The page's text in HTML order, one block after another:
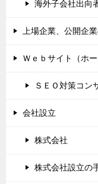
海外子会社出向
上場企業、公開企
Ｗｅｂサイト（ホ
ＳＥＯ対策コン
会社設立
株式会社
株式会社設立の